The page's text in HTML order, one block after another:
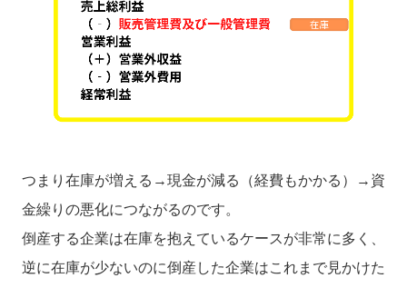
つまり在庫が増える→現金が減る（経費もかかる）→資
金繰りの悪化につながるのです。
倒産する企業は在庫を抱えているケースが非常に多く、
逆に在庫が少ないのに倒産した企業はこれまで見かけた